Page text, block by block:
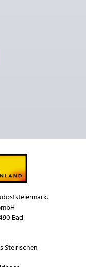
Bad
Steirischen